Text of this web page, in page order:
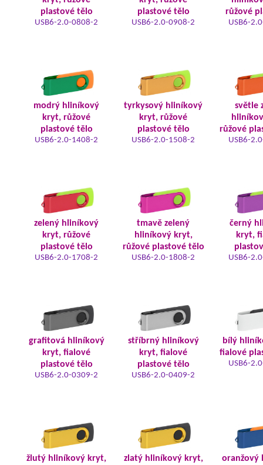
plastové tělo
USB6-2.0-0808-2
plastové tělo
USB6-2.0-0908-2
růžové
USB6-
modrý hliníkový
kryt, růžové
plastové tělo
USB6-2.0-1408-2
tyrkysový hliníkový
kryt, růžové
plastové tělo
USB6-2.0-1508-2
světle
růžové
USB6-
zelený hliníkový
kryt, růžové
plastové tělo
USB6-2.0-1708-2
tmavě zelený
hliníkový kryt,
růžové plastové tělo
USB6-2.0-1808-2
černý
kryt,
USB6-
grafitová hliníkový
kryt, fialové
plastové tělo
USB6-2.0-0309-2
stříbrný hliníkový
kryt, fialové
plastové tělo
USB6-2.0-0409-2
bílý
fialové
USB6-
žlutý hliníkový kryt,
zlatý hliníkový kryt,
oranžový